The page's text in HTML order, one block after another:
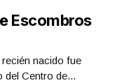
Escombros
nacido fue
del Centro de...